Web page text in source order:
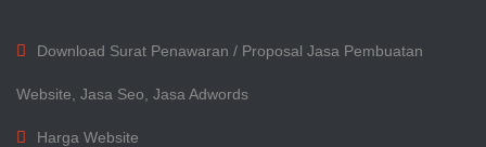
Download Surat Penawaran / Proposal Jasa Pembuatan
Website, Jasa Seo, Jasa Adwords
Harga Website